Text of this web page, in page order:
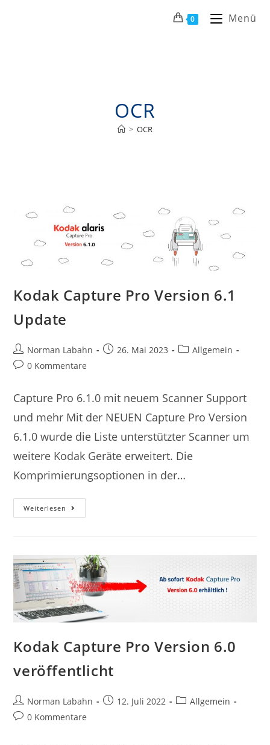
0 Menü
OCR
> OCR
Kodak Capture Pro Version 6.1
Update
Norman Labahn 26. Mai 2023
Allgemein
0 Kommentare
Capture Pro 6.1.0 mit neuem Scanner Support
und mehr Mit der NEUEN Capture Pro Version
6.1.0 wurde die Liste unterstützter Scanner um
weitere Kodak Geräte erweitert. Die
Komprimierungsoptionen in der…
Weiterlesen
Kodak Capture Pro Version 6.0
veröffentlicht
Norman Labahn 12. Juli 2022
Allgemein
0 Kommentare